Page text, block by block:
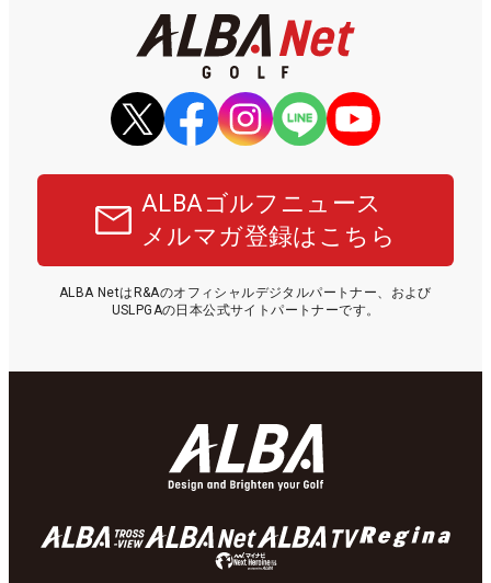
ALBAゴルフニュース
メルマガ登録はこちら
ALBA NetはR&Aのオフィシャルデジタルパートナー、および
USLPGAの日本公式サイトパートナーです。